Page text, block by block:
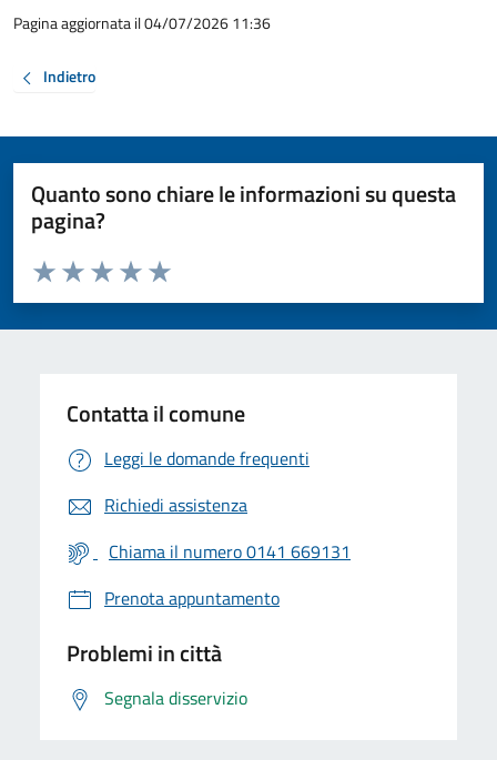
Pagina aggiornata il 04/07/2026 11:36
Indietro
Quanto sono chiare le informazioni su questa
pagina?
Valuta da 1 a 5 stelle la pagina
Valuta 5 stelle su 5
Valuta 4 stelle su 5
Valuta 3 stelle su 5
Valuta 2 stelle su 5
Valuta 1 stelle su 5
Contatta il comune
Leggi le domande frequenti
Richiedi assistenza
Chiama il numero 0141 669131
Prenota appuntamento
Problemi in città
Segnala disservizio